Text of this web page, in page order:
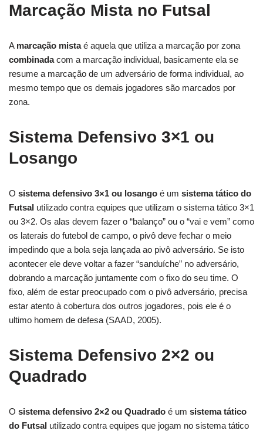
Marcação Mista no Futsal
A marcação mistaé aquela que utiliza a marcação por zona
combinadacom a marcação individual, basicamente ela se
resume a marcação de um adversário de forma individual, ao
mesmo tempo que os demais jogadores são marcados por
zona.
Sistema Defensivo 3×1 ou
Losango
O sistema defensivo 3×1 ou losango é um sistema tático do
Futsal utilizado contra equipes que utilizam o sistema tático 3×1
ou 3×2. Os alas devem fazer o “balanço” ou o “vai e vem” como
os laterais do futebol de campo, o pivô deve fechar o meio
impedindo que a bola seja lançada ao pivô adversário. Se isto
acontecer ele deve voltar a fazer “sanduíche” no adversário,
dobrando a marcação juntamente com o fixo do seu time. O
fixo, além de estar preocupado com o pivô adversário, precisa
estar atento à cobertura dos outros jogadores, pois ele é o
ultimo homem de defesa (SAAD, 2005).
Sistema Defensivo 2×2 ou
Quadrado
O sistema defensivo 2×2 ou Quadrado é um sistema tático
do Futsal utilizado contra equipes que jogam no sistema tático